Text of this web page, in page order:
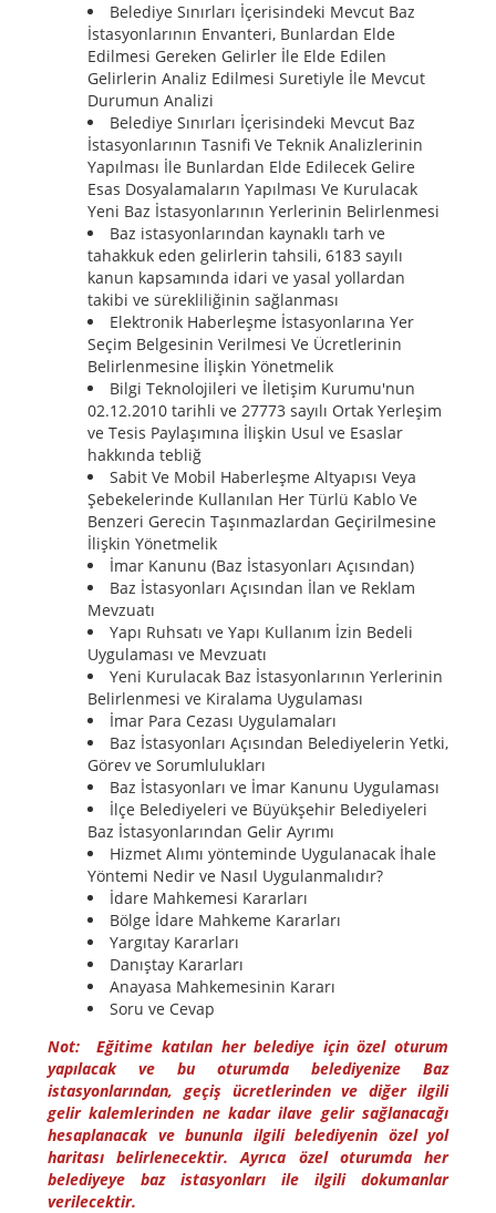
Belediye Sınırları İçerisindeki Mevcut Baz
İstasyonlarının Envanteri, Bunlardan Elde
Edilmesi Gereken Gelirler İle Elde Edilen
Gelirlerin Analiz Edilmesi Suretiyle İle Mevcut
Durumun Analizi
Belediye Sınırları İçerisindeki Mevcut Baz
İstasyonlarının Tasnifi Ve Teknik Analizlerinin
Yapılması İle Bunlardan Elde Edilecek Gelire
Esas Dosyalamaların Yapılması Ve Kurulacak
Yeni Baz İstasyonlarının Yerlerinin Belirlenmesi
Baz istasyonlarından kaynaklı tarh ve
tahakkuk eden gelirlerin tahsili, 6183 sayılı
kanun kapsamında idari ve yasal yollardan
takibi ve sürekliliğinin sağlanması
Elektronik Haberleşme İstasyonlarına Yer
Seçim Belgesinin Verilmesi Ve Ücretlerinin
Belirlenmesine İlişkin Yönetmelik
Bilgi Teknolojileri ve İletişim Kurumu'nun
02.12.2010 tarihli ve 27773 sayılı Ortak Yerleşim
ve Tesis Paylaşımına İlişkin Usul ve Esaslar
hakkında tebliğ
Sabit Ve Mobil Haberleşme Altyapısı Veya
Şebekelerinde Kullanılan Her Türlü Kablo Ve
Benzeri Gerecin Taşınmazlardan Geçirilmesine
İlişkin Yönetmelik
İmar Kanunu (Baz İstasyonları Açısından)
Baz İstasyonları Açısından İlan ve Reklam
Mevzuatı
Yapı Ruhsatı ve Yapı Kullanım İzin Bedeli
Uygulaması ve Mevzuatı
Yeni Kurulacak Baz İstasyonlarının Yerlerinin
Belirlenmesi ve Kiralama Uygulaması
İmar Para Cezası Uygulamaları
Baz İstasyonları Açısından Belediyelerin Yetki,
Görev ve Sorumlulukları
Baz İstasyonları ve İmar Kanunu Uygulaması
İlçe Belediyeleri ve Büyükşehir Belediyeleri
Baz İstasyonlarından Gelir Ayrımı
Hizmet Alımı yönteminde Uygulanacak İhale
Yöntemi Nedir ve Nasıl Uygulanmalıdır?
İdare Mahkemesi Kararları
Bölge İdare Mahkeme Kararları
Yargıtay Kararları
Danıştay Kararları
Anayasa Mahkemesinin Kararı
Soru ve Cevap
Not:
Eğitime katılan her belediye için özel oturum
yapılacak ve bu oturumda belediyenize Baz
istasyonlarından, geçiş ücretlerinden ve diğer ilgili
gelir kalemlerinden ne kadar ilave gelir sağlanacağı
hesaplanacak ve bununla ilgili belediyenin özel yol
haritası belirlenecektir. Ayrıca özel oturumda her
belediyeye baz istasyonları ile ilgili dokumanlar
verilecektir.